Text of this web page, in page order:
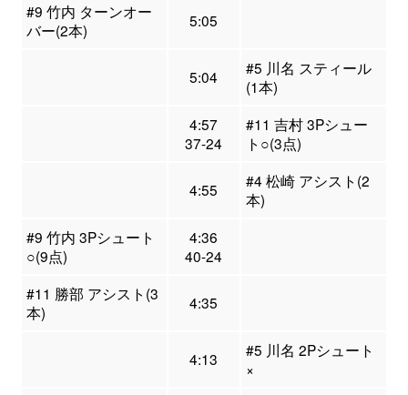
#9 竹内 ターンオー
バー(2本)
5:05
5:04
#5 川名 スティール
(1本)
4:57
37-24
#11 吉村 3Pシュー
ト○(3点)
4:55
#4 松崎 アシスト(2
本)
#9 竹内 3Pシュート
○(9点)
4:36
40-24
#11 勝部 アシスト(3
本)
4:35
4:13
#5 川名 2Pシュート
×